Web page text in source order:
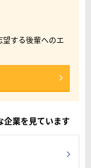
する後輩へのエ
企業を見ています